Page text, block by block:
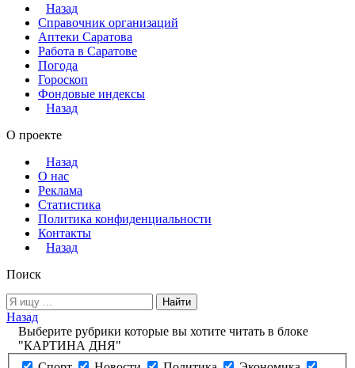
Назад
Справочник организаций
Аптеки Саратова
Работа в Саратове
Погода
Гороскоп
Фондовые индексы
Назад
О проекте
Назад
О нас
Реклама
Статистика
Политика конфиденциальности
Контакты
Назад
Поиск
Назад
Выберите рубрики которые вы хотите читать в блоке
"КАРТИНА ДНЯ"